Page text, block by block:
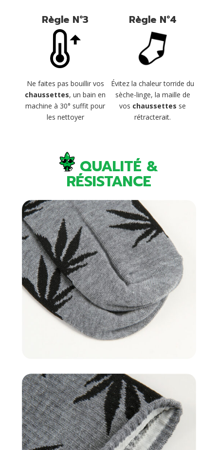
Règle N°3
Ne faites pas bouillir vos
chaussettes, un bain en
machine à 30° suffit pour
les nettoyer
Règle N°4
Évitez la chaleur torride du
sèche-linge, la maille de
vos chaussettes se
rétracterait.
QUALITÉ &
RÉSISTANCE